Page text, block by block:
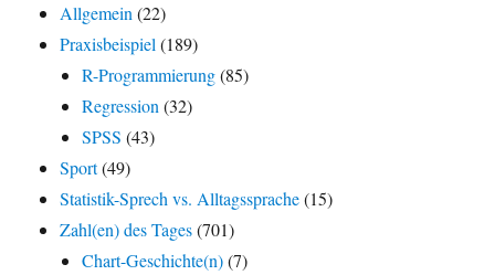
Allgemein (22)
Praxisbeispiel (189)
R-Programmierung(85)
Regression (32)
SPSS (43)
Sport(49)
Statistik-Sprech vs. Alltagssprache(15)
Zahl(en) des Tages(701)
Chart-Geschichte(n)(7)